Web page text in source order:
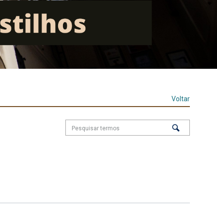
Voltar